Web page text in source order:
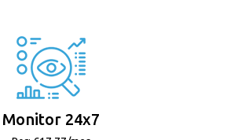
Monitor 24x7